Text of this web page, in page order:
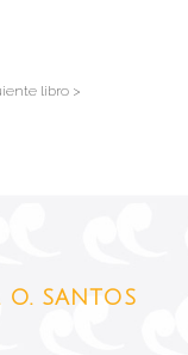
libro >
O. SANTOS